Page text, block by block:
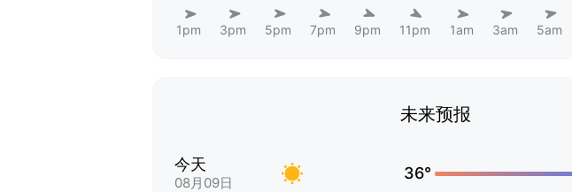
1pm 3pm 5pm 7pm 9pm 11pm 1am 3am 5am
未来预报
今天
08月09日
36°